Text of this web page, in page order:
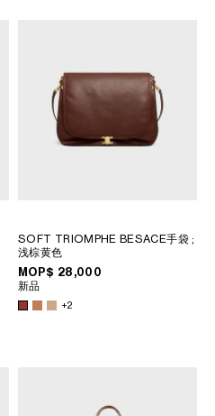
SOFT TRIOMPHE BESACE手袋;
浅棕黄色
MOP$ 28,000
新品
+2